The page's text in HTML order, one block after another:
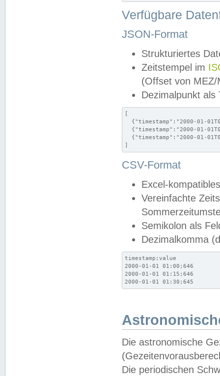
Verfügbare
JSON-Format
Strukturiertes
Zeitstempel im
(Offset von MEZ/
Dezimalpunkt als
[
{"timestamp":"2000-01-
{"timestamp":"2000-01-
{"timestamp":"2000-01-
]
CSV-Format
Excel-
Vereinfachte
Semikolon als
Dezimalkomma
timestamp;value
2000-01-01 01:00;646
2000-01-01 01:15;646
2000-01-01 01:30;645
Die astronomische
Die periodischen